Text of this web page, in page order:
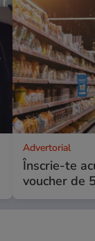
Advertorial
Înscrie-te
voucher de